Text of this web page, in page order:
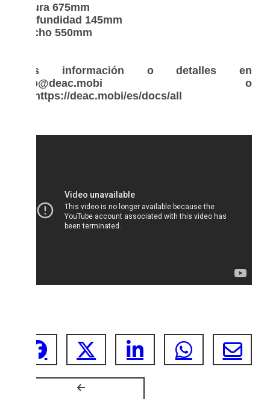
Altura 675mm
Profundidad 145mm
Ancho 550mm
Más información o detalles en
info@deac.mobi o
en https://deac.mobi/es/docs/all